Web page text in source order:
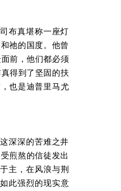
布真堪称一座灯
祂的国度。他曾
前，他们都必须
得到了坚固的扶
也是迪普里马尤
深深的苦难之井
煎熬的信徒发出
主，在风浪与荆
此强烈的现实意